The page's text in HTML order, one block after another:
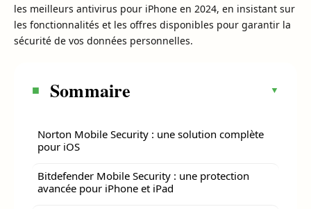
les meilleurs antivirus pour iPhone en 2024, en insistant sur
les fonctionnalités et les offres disponibles pour garantir la
sécurité de vos données personnelles.
Sommaire
Norton Mobile Security : une solution complète
pour iOS
Bitdefender Mobile Security : une protection
avancée pour iPhone et iPad